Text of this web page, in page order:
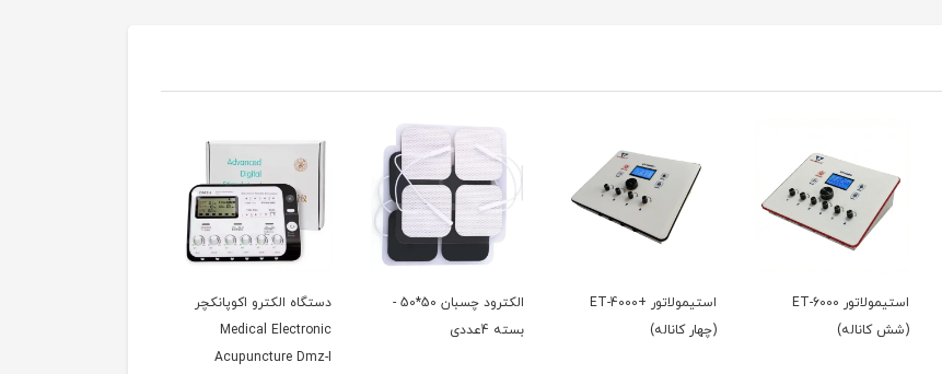
استیمولاتور ET-6000
(شش کاناله)
استیمولاتور +ET-4000
(چهار کاناله)
الکترود چسبان 50*50 -
بسته 4عددی
دستگاه الکترو اکوپانکچر
Medical Electronic
Acupuncture Dmz-I